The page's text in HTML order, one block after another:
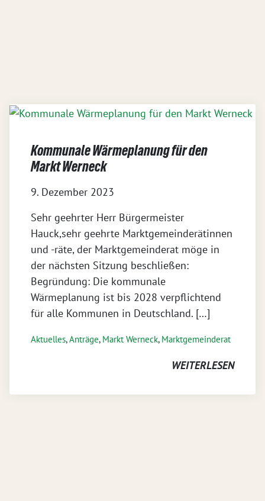
Kommunale Wärmeplanung für den
Markt Werneck
9. Dezember 2023
Sehr geehrter Herr Bürgermeister
Hauck,sehr geehrte Marktgemeinderätinnen
und -räte, der Marktgemeinderat möge in
der nächsten Sitzung beschließen:
Begründung: Die kommunale
Wärmeplanung ist bis 2028 verpflichtend
für alle Kommunen in Deutschland. […]
Aktuelles,Anträge, Markt Werneck, Markt­gemeinderat
WEITERLESEN